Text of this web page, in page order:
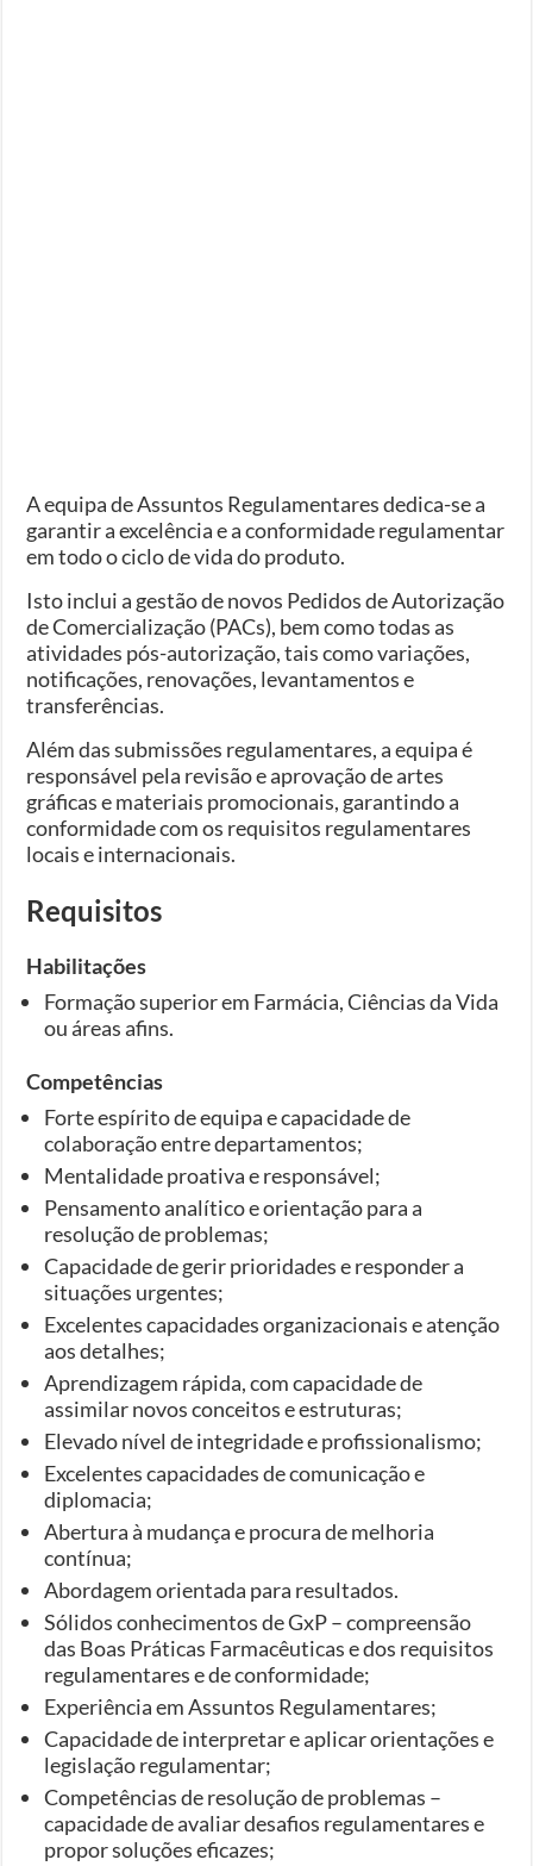
A equipa de Assuntos Regulamentares dedica-se a
garantir a excelência e a conformidade regulamentar
em todo o ciclo de vida do produto.
Isto inclui a gestão de novos Pedidos de Autorização
de Comercialização (PACs), bem como todas as
atividades pós-autorização, tais como variações,
notificações, renovações, levantamentos e
transferências.
Além das submissões regulamentares, a equipa é
responsável pela revisão e aprovação de artes
gráficas e materiais promocionais, garantindo a
conformidade com os requisitos regulamentares
locais e internacionais.
Requisitos
Habilitações
Formação superior em Farmácia, Ciências da Vida
ou áreas afins.
Competências
Forte espírito de equipa e capacidade de
colaboração entre departamentos;
Mentalidade proativa e responsável;
Pensamento analítico e orientação para a
resolução de problemas;
Capacidade de gerir prioridades e responder a
situações urgentes;
Excelentes capacidades organizacionais e atenção
aos detalhes;
Aprendizagem rápida, com capacidade de
assimilar novos conceitos e estruturas;
Elevado nível de integridade e profissionalismo;
Excelentes capacidades de comunicação e
diplomacia;
Abertura à mudança e procura de melhoria
contínua;
Abordagem orientada para resultados.
Sólidos conhecimentos de GxP – compreensão
das Boas Práticas Farmacêuticas e dos requisitos
regulamentares e de conformidade;
Experiência em Assuntos Regulamentares;
Capacidade de interpretar e aplicar orientações e
legislação regulamentar;
Competências de resolução de problemas –
capacidade de avaliar desafios regulamentares e
propor soluções eficazes;